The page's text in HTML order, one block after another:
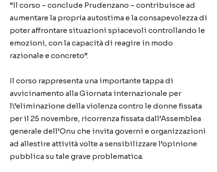
“Il corso – conclude Prudenzano – contribuisce ad
aumentare la propria autostima e la consapevolezza di
poter affrontare situazioni spiacevoli controllando le
emozioni, con la capacità di reagire in modo
razionale e concreto”.
Il corso rappresenta una importante tappa di
avvicinamento alla Giornata internazionale per
l\’eliminazione della violenza contro le donne fissata
per il 25 novembre, ricorrenza fissata dall’Assemblea
generale dell’Onu che invita governi e organizzazioni
ad allestire attività volte a sensibilizzare l’opinione
pubblica su tale grave problematica.